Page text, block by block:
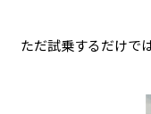
ただ試乗するだけで